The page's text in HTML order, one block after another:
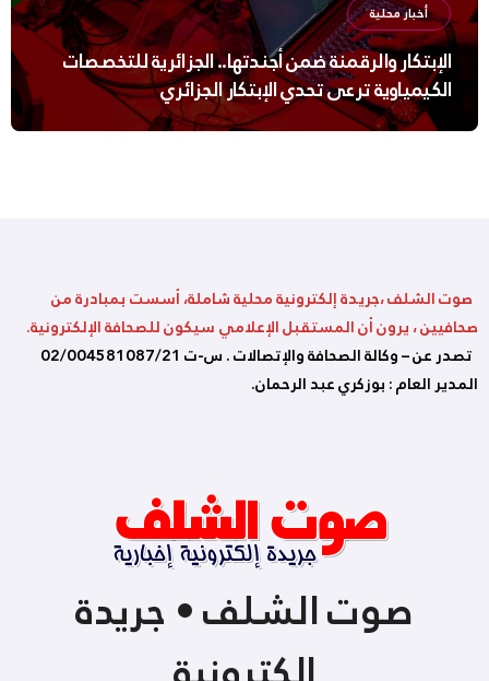
أخبار محلية
الإبتكار والرقمنة ضمن أجندتها.. الجزائرية للتخصصات
الكيمياوية ترعى تحدي الإبتكار الجزائري
صوت الشلف ،جريدة إلكترونية محلية شاملة، أسست بمبادرة من
صحافيين ، يرون أن المستقبل الإعلامي سيكون للصحافة الإلكترونية.
تصدر عن – وكالة الصحافة والإتصالات . س-ت 02/004581087/21
المدير العام : بوزكري عبد الرحمان.
صوت الشلف • جريدة